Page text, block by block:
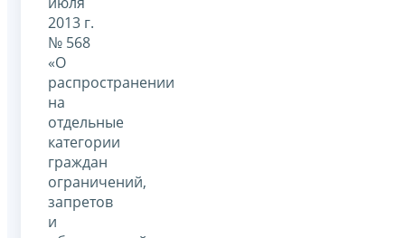
2013 г.
№ 568
«О
распространении
на
отдельные
категории
граждан
ограничений,
запретов
и